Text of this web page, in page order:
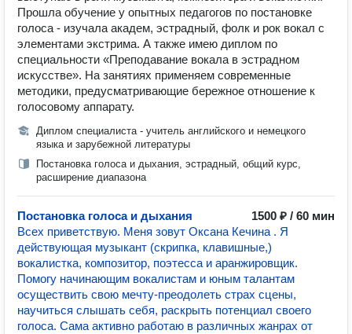
Прошла обучение у опытных педагогов по постановке
голоса - изучала академ, эстрадный, фолк и рок вокал с
элементами экстрима. А также имею диплом по
cпециальности «Преподавание вокала в эстрадном
искусстве». На занятиях применяем современные
методики, предусматривающие бережное отношение к
голосовому аппарату.
Диплом специалиста - учитель английского и немецкого
языка и зарубежной литературы
Постановка голоса и дыхания, эстрадный, общий курс,
расширение диапазона
Постановка голоса и дыхания
1500 ₽ / 60 мин
Всех приветствую. Меня зовут Оксана Кечина . Я
действующая музыкант (скрипка, клавишные,)
вокалистка, композитор, поэтесса и аранжировщик.
Помогу начинающим вокалистам и юным талантам
осуществить свою мечту-преодолеть страх сцены,
научиться слышать себя, раскрыть потенциал своего
голоса. Сама активно работаю в различных жанрах от